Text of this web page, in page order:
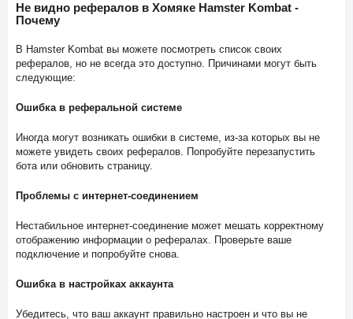
Не видно рефералов в Хомяке Hamster Kombat -
Почему
В Hamster Kombat вы можете посмотреть список своих
рефералов, но не всегда это доступно. Причинами могут быть
следующие:
Ошибка в реферальной системе
Иногда могут возникать ошибки в системе, из-за которых вы не
можете увидеть своих рефералов. Попробуйте перезапустить
бота или обновить страницу.
Проблемы с интернет-соединением
Нестабильное интернет-соединение может мешать корректному
отображению информации о рефералах. Проверьте ваше
подключение и попробуйте снова.
Ошибка в настройках аккаунта
Убедитесь, что ваш аккаунт правильно настроен и что вы не